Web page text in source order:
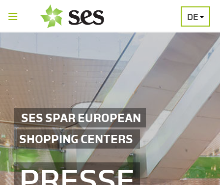
DE
SES SPAR EUROPEAN
SHOPPING CENTERS
PRESSEAUSSENDUNGEN